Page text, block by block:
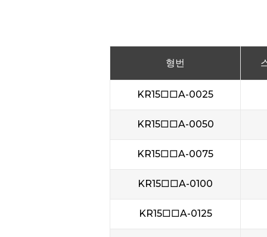
형번
KR15□□A-0025
KR15□□A-0050
KR15□□A-0075
KR15□□A-0100
KR15□□A-0125